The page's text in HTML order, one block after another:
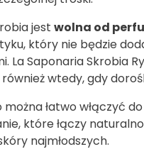
jest wolna od
który nie będzie
La Saponaria Skrobia
również wtedy, gdy
można łatwo włączyć
które łączy
najmłodszych.